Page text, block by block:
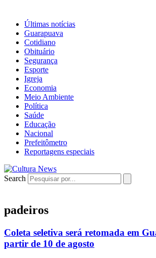
Últimas notícias
Guarapuava
Cotidiano
Obituário
Segurança
Esporte
Igreja
Economia
Meio Ambiente
Política
Saúde
Educação
Nacional
Prefeitômetro
Reportagens especiais
Search
padeiros
Coleta seletiva será retomada em
partir de 10 de agosto